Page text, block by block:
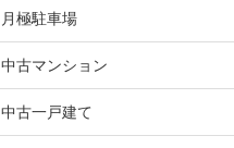
月極駐車場
中古マンション
中古一戸建て